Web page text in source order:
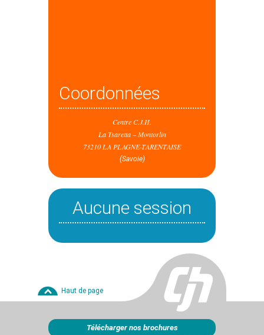
Coordonnées
Centre C.J.H.
La Tsaretta – Montorlin
73210 LA PLAGNE-TARENTAISE
(Savoie)
Aucune session
Haut de page
Télécharger nos brochures